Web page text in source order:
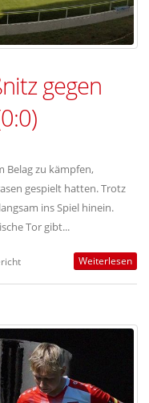
gegen
Belag zu kämpfen,
gespielt hatten. Trotz
ins Spiel hinein.
Tor gibt...
Weiterlesen